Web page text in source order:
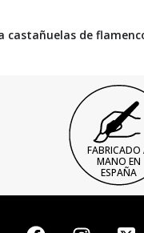
castañuelas de
FABRICADO
MANO EN
ESPAÑA